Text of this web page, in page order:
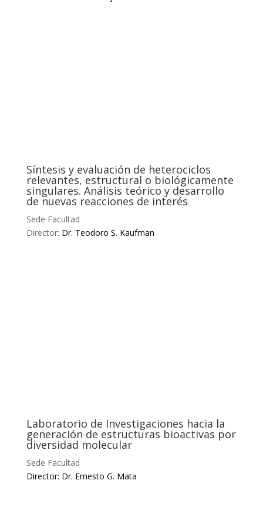
Síntesis y evaluación de heterociclos
relevantes, estructural o biológicamente
singulares. Análisis teórico y desarrollo
de nuevas reacciones de interés
Sede Facultad
Director: Dr. Teodoro S. Kaufman
Laboratorio de Investigaciones hacia la
generación de estructuras bioactivas por
diversidad molecular
Sede Facultad
Director: Dr. Ernesto G. Mata